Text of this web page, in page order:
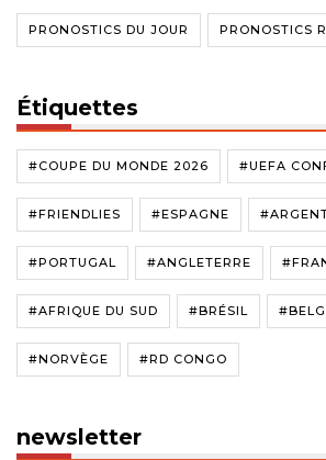
PRONOSTICS DU JOUR PRONOSTICS
Étiquettes
#COUPE DU MONDE 2026 #UEFA
#FRIENDLIES #ESPAGNE
#PORTUGAL #ANGLETERRE
#AFRIQUE DU SUD #BRÉSIL
#NORVÈGE #RD CONGO
newsletter